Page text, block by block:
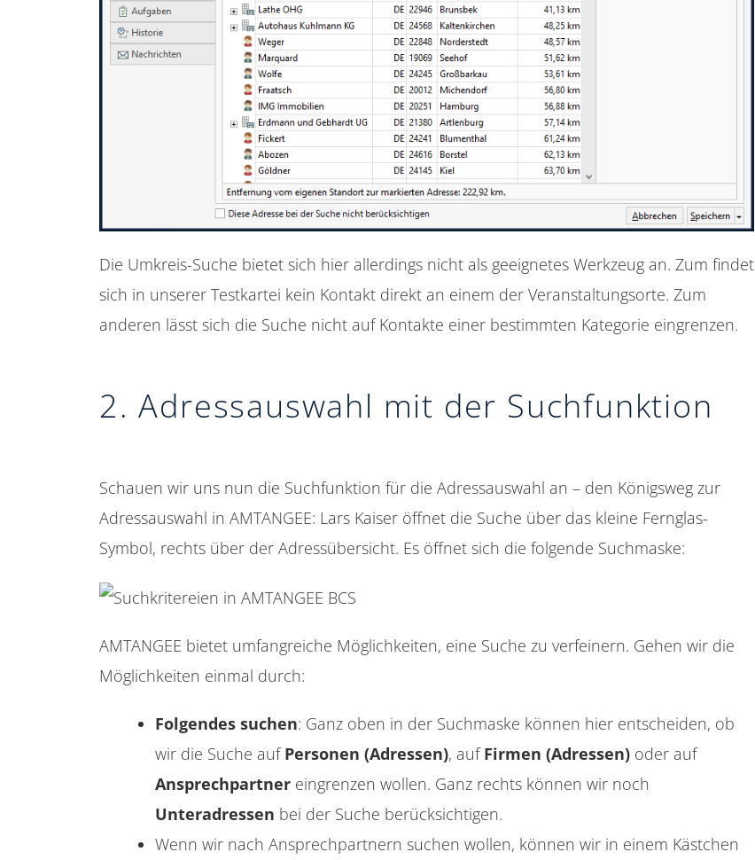
Die Umkreis-Suche bietet sich hier allerdings nicht als geeignetes Werkzeug an. Zum findet
sich in unserer Testkartei kein Kontakt direkt an einem der Veranstaltungsorte. Zum
anderen lässt sich die Suche nicht auf Kontakte einer bestimmten Kategorie eingrenzen.
2. Adressauswahl mit der Suchfunktion
Schauen wir uns nun die Suchfunktion für die Adressauswahl an – den Königsweg zur
Adressauswahl in AMTANGEE: Lars Kaiser öffnet die Suche über das kleine Fernglas-
Symbol, rechts über der Adressübersicht. Es öffnet sich die folgende Suchmaske:
AMTANGEE bietet umfangreiche Möglichkeiten, eine Suche zu verfeinern. Gehen wir die
Möglichkeiten einmal durch:
Folgendes suchen: Ganz oben in der Suchmaske können hier entscheiden, ob
wir die Suche aufPersonen (Adressen), aufFirmen (Adressen)oder auf
Ansprechpartnereingrenzen wollen. Ganz rechts können wir noch
Unteradressen bei der Suche berücksichtigen.
Wenn wir nach Ansprechpartnern suchen wollen, können wir in einem Kästchen